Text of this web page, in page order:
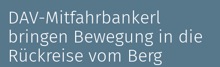
DAV-Mitfahrbankerl
bringen Bewegung in die
Rückreise vom Berg